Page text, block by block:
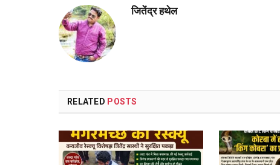
जितेंद्र हथेल
RELATED POSTS